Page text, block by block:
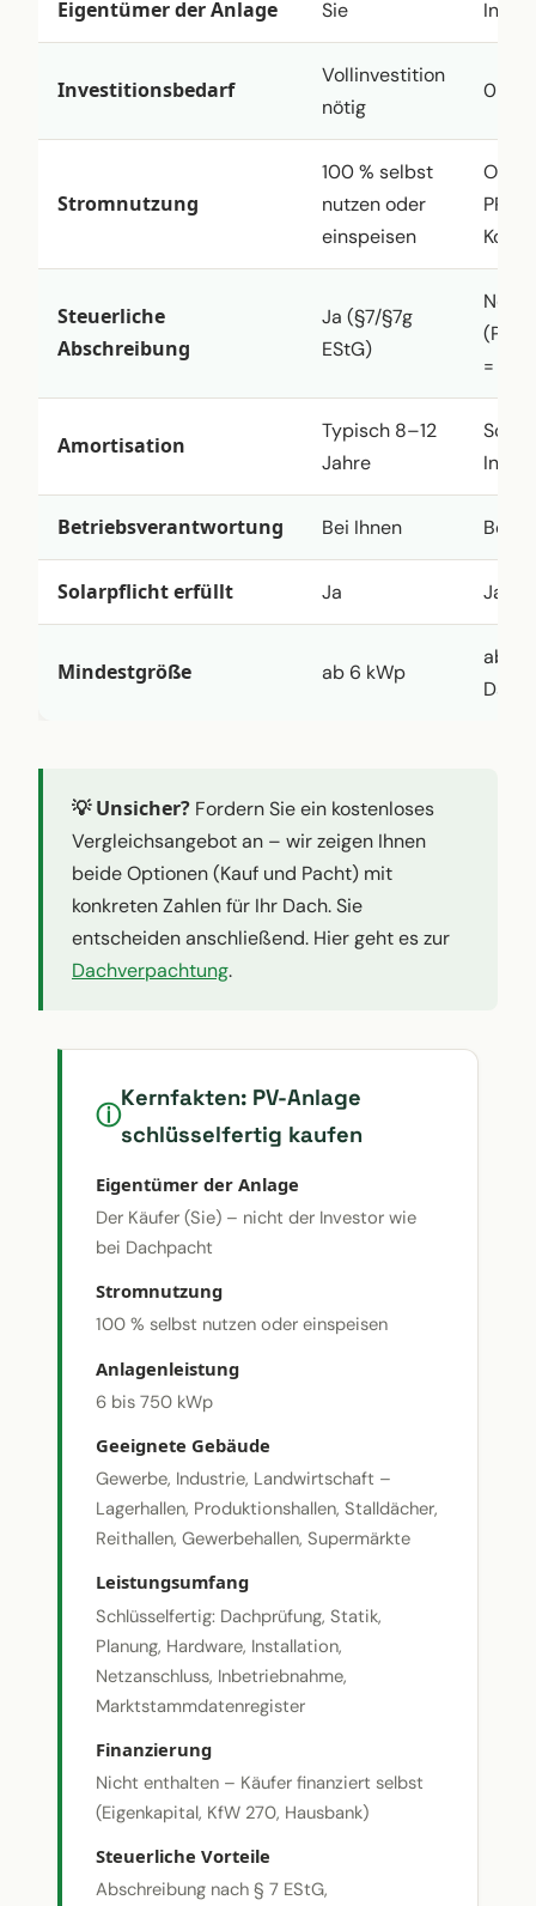
Eigentümer der Anlage Sie
Investitionsbedarf
Vollinvestition
nötig
0 €
Stromnutzung
100 % selbst
nutzen oder
einspeisen
PPA-
Steuerliche
Abschreibung
Ja (§7/§7g
EStG)
Nein
=
Amortisation
Typisch 8–12
Jahre
Betriebsverantwortung Bei Ihnen Beim
Solarpflicht erfüllt Ja Ja
Mindestgröße ab 6 kWp
ab
💡 Unsicher? Fordern Sie ein kostenloses
Vergleichsangebot an – wir zeigen Ihnen
beide Optionen (Kauf und Pacht) mit
konkreten Zahlen für Ihr Dach. Sie
entscheiden anschließend. Hier geht es zur
Dachverpachtung.
Kernfakten: PV-Anlage
schlüsselfertig kaufen
Eigentümer der Anlage
Der Käufer (Sie) – nicht der Investor wie
bei Dachpacht
Stromnutzung
100 % selbst nutzen oder einspeisen
Anlagenleistung
6 bis 750 kWp
Geeignete Gebäude
Gewerbe, Industrie, Landwirtschaft –
Lagerhallen, Produktionshallen, Stalldächer,
Reithallen, Gewerbehallen, Supermärkte
Leistungsumfang
Schlüsselfertig: Dachprüfung, Statik,
Planung, Hardware, Installation,
Netzanschluss, Inbetriebnahme,
Marktstammdatenregister
Finanzierung
Nicht enthalten – Käufer finanziert selbst
(Eigenkapital, KfW 270, Hausbank)
Steuerliche Vorteile
Abschreibung nach § 7 EStG,